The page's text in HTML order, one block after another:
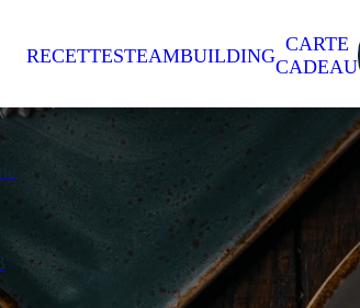
RECETTESTEAMBUILDING
CARTE
CADEAU